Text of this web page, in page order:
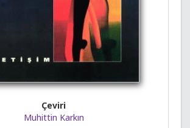
Çeviri
Muhittin Karkın